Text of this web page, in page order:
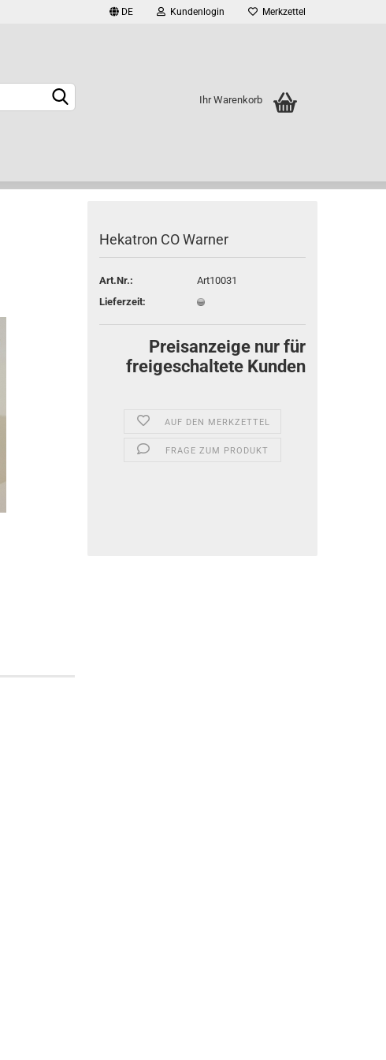
DE Kundenlogin Merkzettel
Ihr Warenkorb
Hekatron CO Warner
Art.Nr.:
Art10031
Lieferzeit:
Preisanzeige nur für
freigeschaltete Kunden
AUF DEN MERKZETTEL
FRAGE ZUM PRODUKT